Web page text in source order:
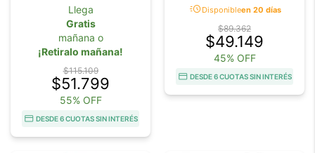
Llega
Gratis
mañana o
¡Retiralo mañana!
$115.109
$51.799
55% OFF
DESDE 6 CUOTAS SIN INTERÉS
acuteDisponibleen 20 días
$89.362
$49.149
45% OFF
DESDE 6 CUOTAS SIN INTERÉS